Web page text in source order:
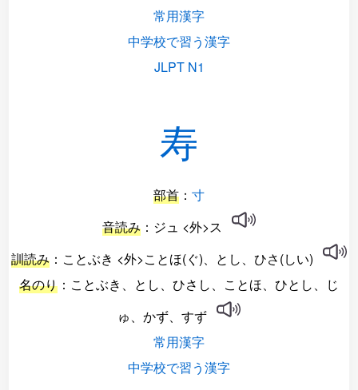
常用漢字
中学校で習う漢字
JLPT N1
寿
部首 ： 寸
音読み ：ジュ <外>ス
訓読み ：ことぶき <外>ことほ(ぐ)、とし、ひさ(しい)
名のり ：ことぶき、とし、ひさし、ことほ、ひとし、じ
ゅ、かず、すず
常用漢字
中学校で習う漢字